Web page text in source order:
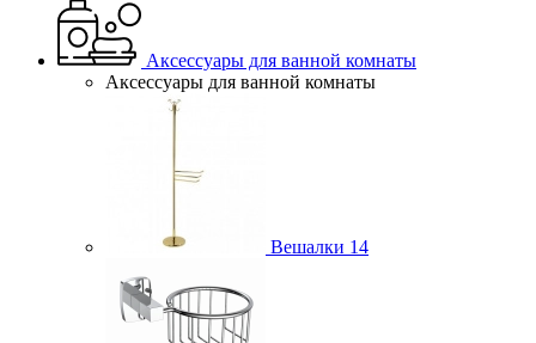
Аксессуары для ванной комнаты
Аксессуары для ванной комнаты
Вешалки 14